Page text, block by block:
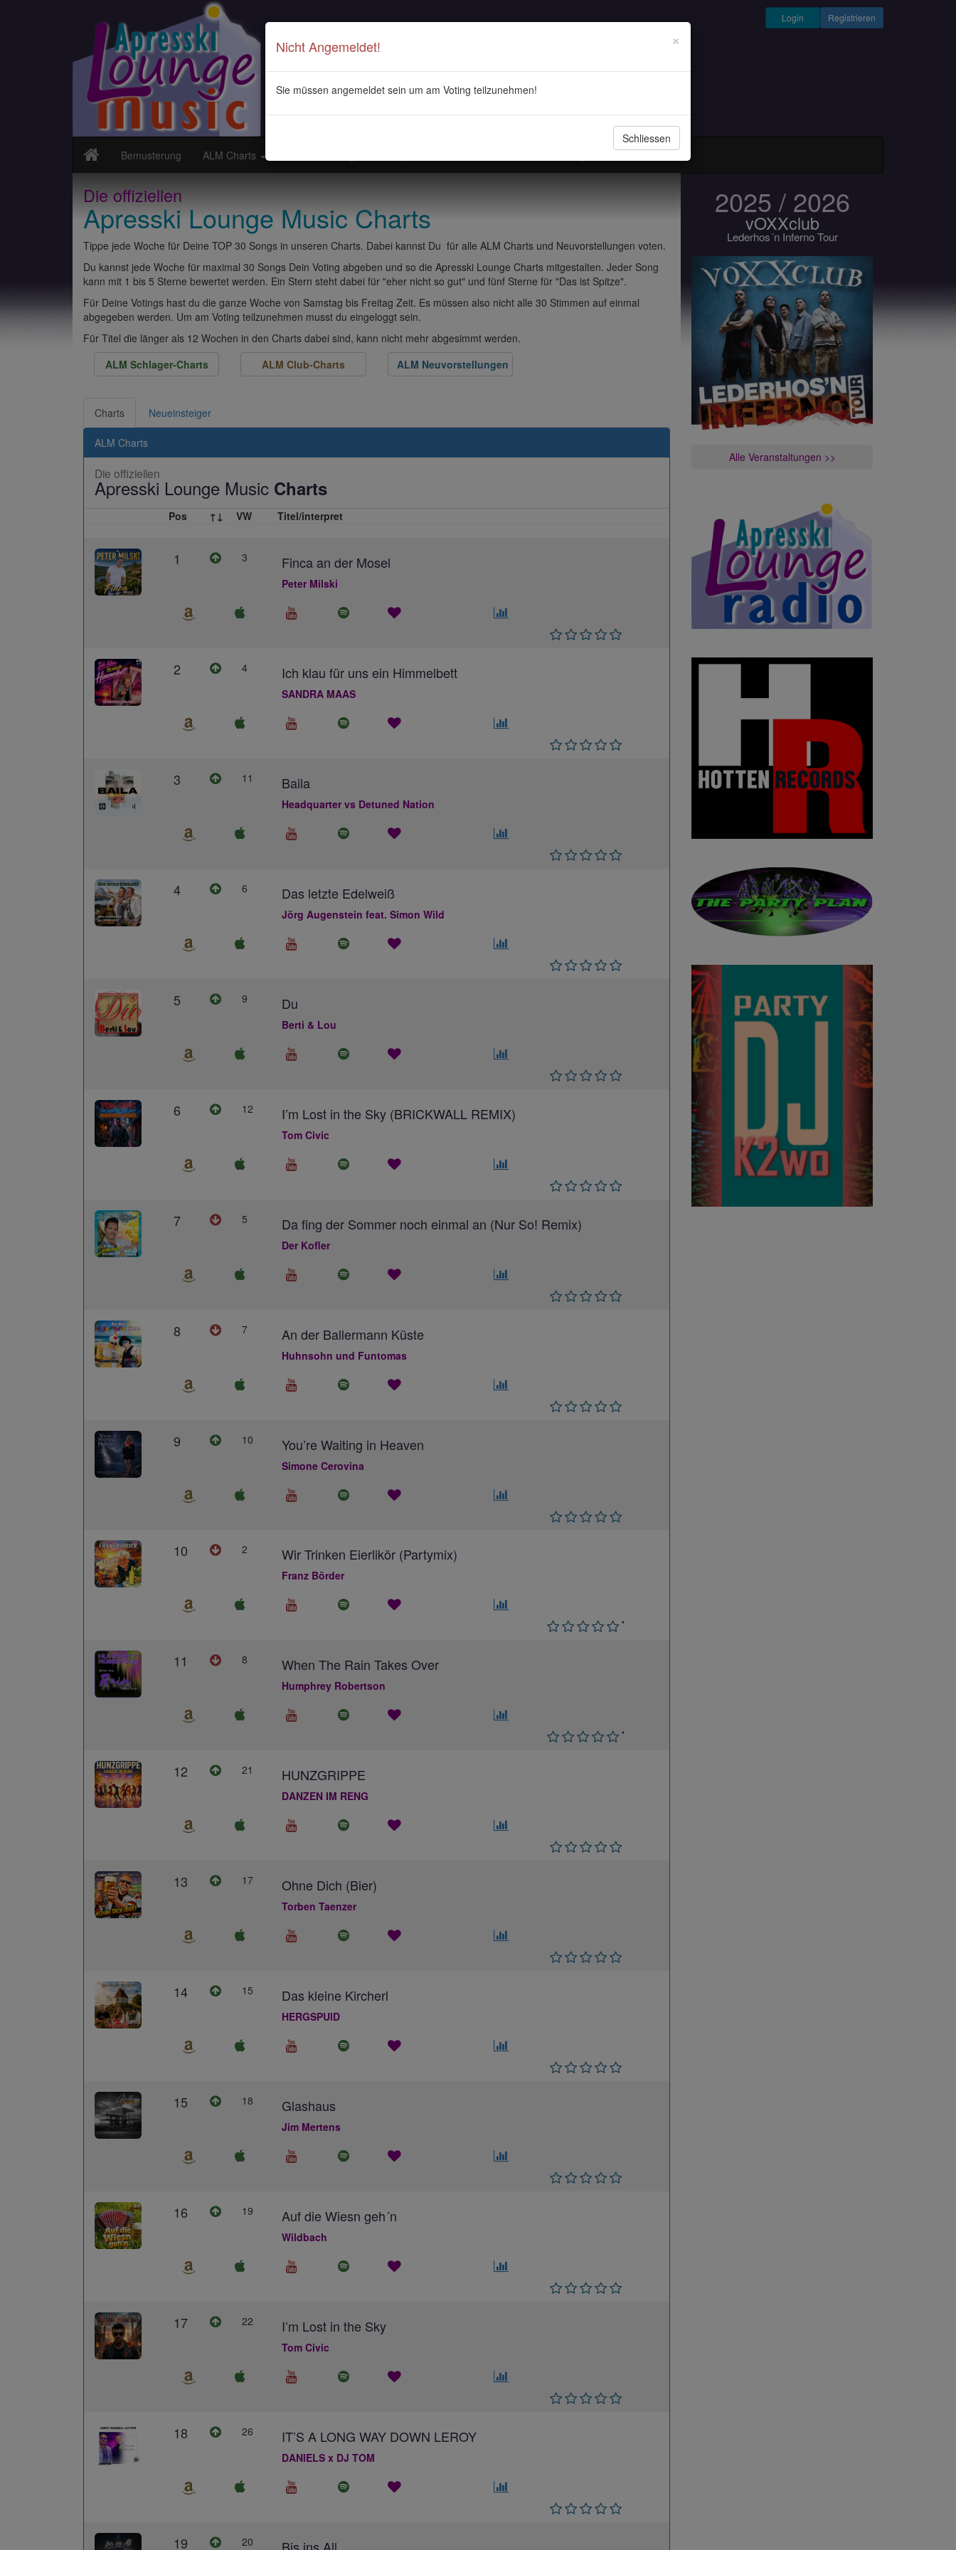
Registrieren
Login
Bemusterung ALM Charts
Die offiziellen
Apresski Lounge Music Charts
Tippe jede Woche für Deine TOP 30 Songs in unseren Charts. Dabei kannst Du für alle ALM Charts und Neuvorstellungen voten.
Du kannst jede Woche für maximal 30 Songs Dein Voting abgeben und so die Apresski Lounge Charts mitgestalten. Jeder Song
kann mit 1 bis 5 Sterne bewertet werden. Ein Stern steht dabei für "eher nicht so gut" und fünf Sterne für "Das ist Spitze".
Für Deine Votings hast du die ganze Woche von Samstag bis Freitag Zeit. Es müssen also nicht alle 30 Stimmen auf einmal
abgegeben werden. Um am Voting teilzunehmen musst du eingeloggt sein.
Für Titel die länger als 12 Wochen in den Charts dabei sind, kann nicht mehr abgesimmt werden.
ALM Schlager-Charts
ALM Club-Charts ALM Neuvorstellungen
×
Nicht Angemeldet!
Sie müssen angemeldet sein um am Voting teilzunehmen!
Schliessen
Charts Neueinsteiger
ALM Charts
Die offiziellen
Apresski Lounge Music Charts
Pos ↑↓ VW Titel/interpret
1 3 Finca an der Mosel
Peter Milski
2 4 Ich klau für uns ein Himmelbett
SANDRA MAAS
3 11 Baila
Headquarter vs Detuned Nation
4 6 Das letzte Edelweiß
Jörg Augenstein feat. Simon Wild
5 9 Du
Berti & Lou
6 12 I’m Lost in the Sky (BRICKWALL REMIX)
Tom Civic
7 5 Da fing der Sommer noch einmal an (Nur So! Remix)
Der Kofler
8 7 An der Ballermann Küste
Huhnsohn und Funtomas
9 10 You’re Waiting in Heaven
Simone Cerovina
10 2 Wir Trinken Eierlikör (Partymix)
Franz Börder
*
11 8 When The Rain Takes Over
Humphrey Robertson
*
12 21 HUNZGRIPPE
DANZEN IM RENG
13 17 Ohne Dich (Bier)
Torben Taenzer
14 15 Das kleine Kircherl
HERGSPUID
15 18 Glashaus
Jim Mertens
16 19 Auf die Wiesn geh´n
Wildbach
17 22 I’m Lost in the Sky
Tom Civic
18 26 IT’S A LONG WAY DOWN LEROY
DANIELS x DJ TOM
19 20 Bis ins All
2025 / 2026
vOXXclub
Lederhos´n Inferno Tour
Alle Veranstaltungen >>